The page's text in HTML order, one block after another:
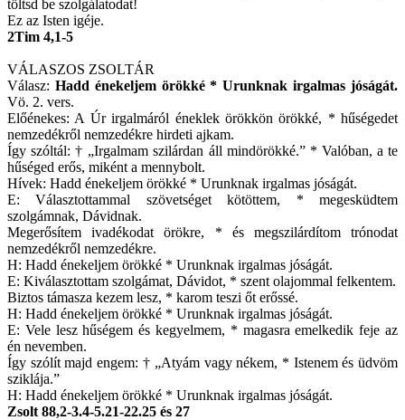
töltsd be szolgálatodat!
Ez az Isten igéje.
2Tim 4,1-5
VÁLASZOS ZSOLTÁR
Válasz: Hadd énekeljem örökké * Urunknak irgalmas jóságát.
Vö. 2. vers.
Előénekes: A Úr irgalmáról éneklek örökkön örökké, * hűségedet
nemzedékről nemzedékre hirdeti ajkam.
Így szóltál: † „Irgalmam szilárdan áll mindörökké.” * Valóban, a te
hűséged erős, miként a mennybolt.
Hívek: Hadd énekeljem örökké * Urunknak irgalmas jóságát.
E: Választottammal szövetséget kötöttem, * megesküdtem
szolgámnak, Dávidnak.
Megerősítem ivadékodat örökre, * és megszilárdítom trónodat
nemzedékről nemzedékre.
H: Hadd énekeljem örökké * Urunknak irgalmas jóságát.
E: Kiválasztottam szolgámat, Dávidot, * szent olajommal felkentem.
Biztos támasza kezem lesz, * karom teszi őt erőssé.
H: Hadd énekeljem örökké * Urunknak irgalmas jóságát.
E: Vele lesz hűségem és kegyelmem, * magasra emelkedik feje az
én nevemben.
Így szólít majd engem: † „Atyám vagy nékem, * Istenem és üdvöm
sziklája.”
H: Hadd énekeljem örökké * Urunknak irgalmas jóságát.
Zsolt 88,2-3.4-5.21-22.25 és 27